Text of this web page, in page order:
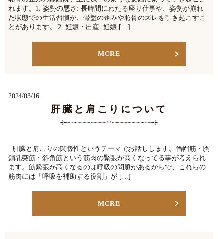
れます。1. 姿勢の悪さ: 長時間にわたる座り仕事や、姿勢が崩れ
た状態での生活習慣が、骨盤の歪みや恥骨のズレを引き起こすこ
とがあります。 2. 妊娠・出産: 妊娠 […]
MORE
2024/03/16
肝臓と肩こりについて
肝臓と肩こりの関係性というテーマでお話しします。僧帽筋・胸
鎖乳突筋・斜角筋という筋肉の緊張が高くなってる事が考えられ
ます。筋緊張が高くなるのは呼吸の問題があるからで、これらの
筋肉には「呼吸を補助する役割」が […]
MORE